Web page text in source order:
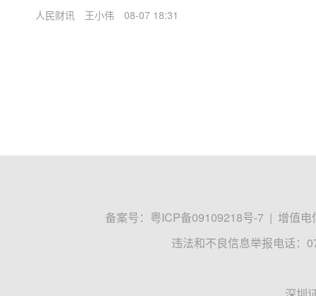
人民财讯
王小伟 08-07 18:31
备案号： 粤ICP备09109218号-7 | 增值电
违法和不良信息举报电话：